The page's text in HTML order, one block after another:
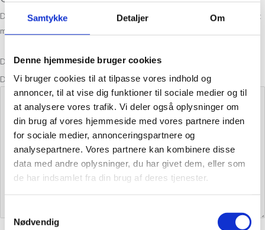
Samtykke Detaljer Om
Denne hjemmeside bruger cookies
Vi bruger cookies til at tilpasse vores indhold og
annoncer, til at vise dig funktioner til sociale medier og til
at analysere vores trafik. Vi deler også oplysninger om
din brug af vores hjemmeside med vores partnere inden
for sociale medier, annonceringspartnere og
analysepartnere. Vores partnere kan kombinere disse
data med andre oplysninger, du har givet dem, eller som
de har indsamlet fra din brug af deres tjenester.
Nødvendig
Din e-mailadresse vil ikke blive publiceret.
Krævede felter er markeret
med
Din bedømmelse
Din anmeldelse*